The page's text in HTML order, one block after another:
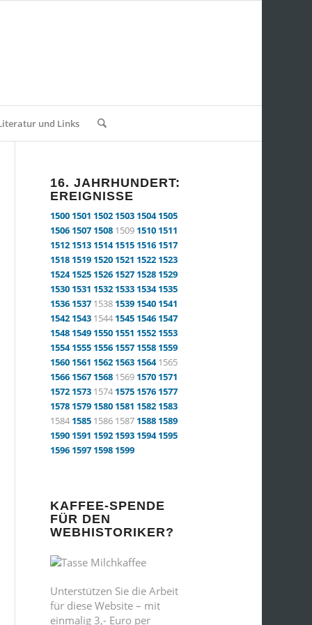
und Links
16. JAHRHUNDERT:
EREIGNISSE
1500 1501 1502 1503 1504 1505
1506 1507 1508 1509 1510 1511
1512 1513 1514 1515 1516 1517
1518 1519 1520 1521 1522 1523
1524 1525 1526 1527 1528 1529
1530 1531 1532 1533 1534 1535
1536 1537 1538 1539 1540 1541
1542 1543 1544 1545 1546 1547
1548 1549 1550 1551 1552 1553
1554 1555 1556 1557 1558 1559
1560 1561 1562 1563 15641565
1566 1567 1568 1569 1570 1571
1572 1573 1574 1575 1576 1577
1578 1579 1580 1581 1582 1583
1584 1585 1586 1587 1588 1589
1590 1591 1592 1593 1594 1595
1596 1597 1598 1599
KAFFEE-SPENDE
FÜR DEN
WEBHISTORIKER?
Unterstützen Sie die Arbeit
für diese Website – mit
einmalig 3,- Euro per